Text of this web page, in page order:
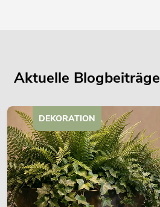
Aktuelle Blogbeiträge
DEKORATION